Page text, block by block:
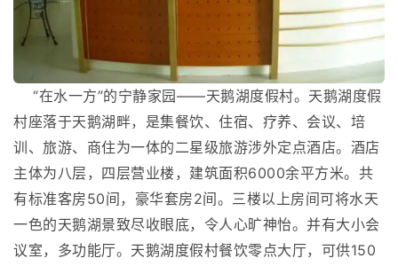
“在水一方”的宁静家园——天鹅湖度假村。天鹅湖度假
村座落于天鹅湖畔，是集餐饮、住宿、疗养、会议、培
训、旅游、商住为一体的二星级旅游涉外定点酒店。酒店
主体为八层，四层营业楼，建筑面积6000余平方米。共
有标准客房50间，豪华套房2间。三楼以上房间可将水天
一色的天鹅湖景致尽收眼底，令人心旷神怡。并有大小会
议室，多功能厅。天鹅湖度假村餐饮零点大厅，可供150